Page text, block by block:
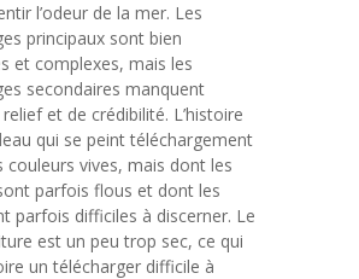
l’odeur de la mer. Les
principaux sont bien
et complexes, mais les
secondaires manquent
et de crédibilité. L’histoire
qui se peint téléchargement
couleurs vives, mais dont les
parfois flous et dont les
parfois difficiles à discerner. Le
est un peu trop sec, ce qui
un télécharger difficile à